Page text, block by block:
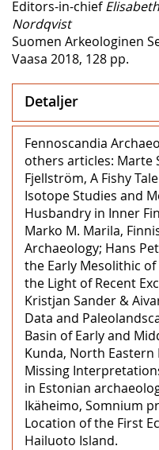
Editors-in-chief
Nordqvist
Suomen Arkeologinen
Vaasa 2018, 128 pp.
Detaljer
Fennoscandia
others articles: Marte
Fjellström, A Fishy
Isotope Studies and
Husbandry in Inner
Marko M. Marila,
Archaeology; Hans
the Early Mesolithic
the Light of Recent
Kristjan Sander &
Data and
Basin of Early and
Kunda, North Eastern
Missing
in Estonian
Ikäheimo, Somnium
Location of the First
Hailuoto Island.